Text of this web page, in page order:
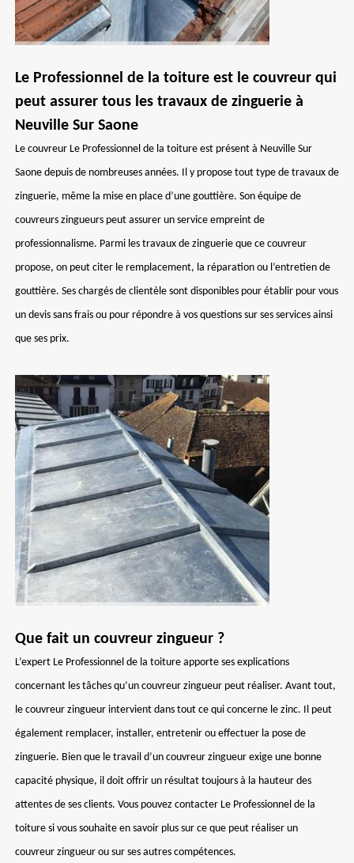
Le Professionnel de la toiture est le couvreur qui
peut assurer tous les travaux de zinguerie à
Neuville Sur Saone
Le couvreur Le Professionnel de la toiture est présent à Neuville Sur
Saone depuis de nombreuses années. Il y propose tout type de travaux de
zinguerie, même la mise en place d’une gouttière. Son équipe de
couvreurs zingueurs peut assurer un service empreint de
professionnalisme. Parmi les travaux de zinguerie que ce couvreur
propose, on peut citer le remplacement, la réparation ou l’entretien de
gouttière. Ses chargés de clientèle sont disponibles pour établir pour vous
un devis sans frais ou pour répondre à vos questions sur ses services ainsi
que ses prix.
Que fait un couvreur zingueur ?
L’expert Le Professionnel de la toiture apporte ses explications
concernant les tâches qu’un couvreur zingueur peut réaliser. Avant tout,
le couvreur zingueur intervient dans tout ce qui concerne le zinc. Il peut
également remplacer, installer, entretenir ou effectuer la pose de
zinguerie. Bien que le travail d’un couvreur zingueur exige une bonne
capacité physique, il doit offrir un résultat toujours à la hauteur des
attentes de ses clients. Vous pouvez contacter Le Professionnel de la
toiture si vous souhaite en savoir plus sur ce que peut réaliser un
couvreur zingueur ou sur ses autres compétences.